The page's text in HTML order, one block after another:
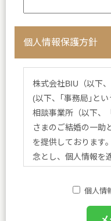
個人情報保護方針
株式会社BIU（以下
(以下、｢事務局｣と
相談事業所（以下、
さまのご結婚の一助
を提供しております
念とし、個人情報を
する法令その他規範
個人情